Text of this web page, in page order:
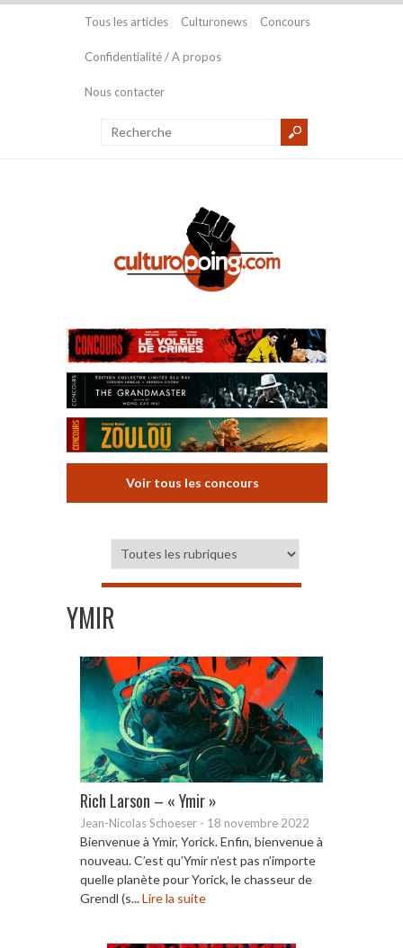
Tous les articles Culturonews Concours
Confidentialité / A propos
Nous contacter
Voir tous les concours
YMIR
Rich Larson – « Ymir »
Jean-Nicolas Schoeser - 18 novembre 2022
Bienvenue à Ymir, Yorick. Enfin, bienvenue à
nouveau. C’est qu’Ymir n’est pas n’importe
quelle planète pour Yorick, le chasseur de
Grendl (s...Lire la suite